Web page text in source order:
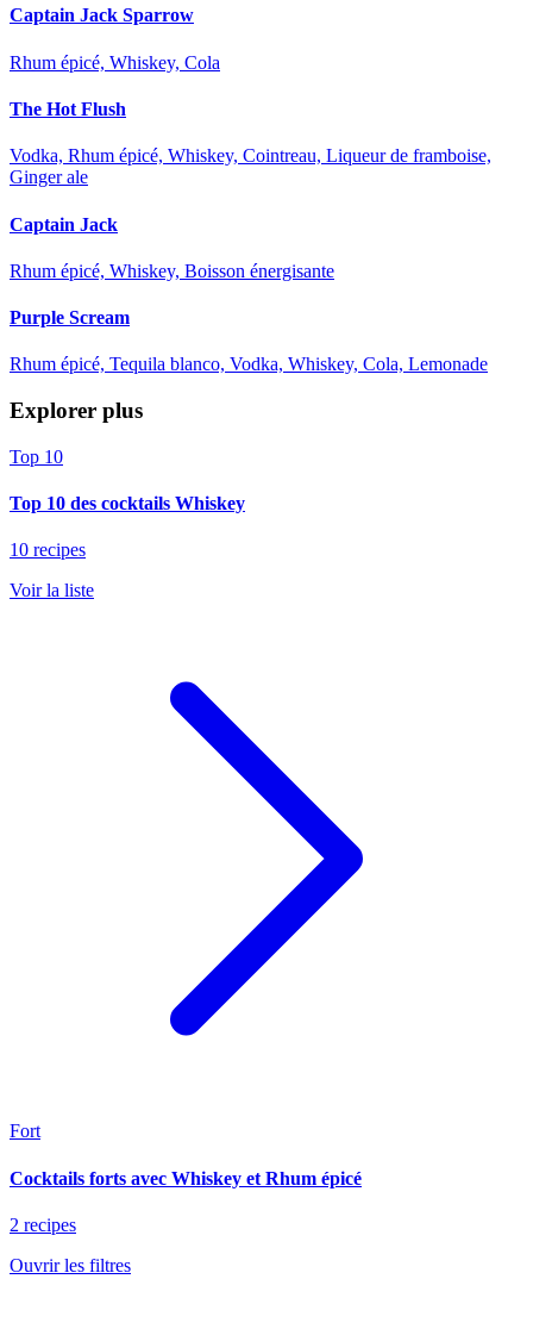
Captain Jack Sparrow
Rhum épicé, Whiskey, Cola
The Hot Flush
Vodka, Rhum épicé, Whiskey, Cointreau, Liqueur de framboise,
Ginger ale
Captain Jack
Rhum épicé, Whiskey, Boisson énergisante
Purple Scream
Rhum épicé, Tequila blanco, Vodka, Whiskey, Cola, Lemonade
Explorer plus
Top 10
Top 10 des cocktails Whiskey
10 recipes
Voir la liste
Fort
Cocktails forts avec Whiskey et Rhum épicé
2 recipes
Ouvrir les filtres